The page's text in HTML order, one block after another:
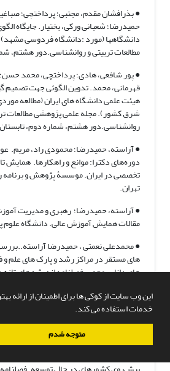
این وب سایت از کوکی ها برای اطمینان از ارائه
خدمات استفاده می کند.
متوجه شدم
● بذرافشان مقدم، مجتبی؛ پرداختچی؛
حمیدرضا؛ شعبانی ورکی، بختیار. جایگاه
دانشگاهها (مورد :دانشگاه فردوسی
مطالعات تربیتی و روانشناسی.دور هشتم، شماره 1ول، بهار
● پور شافعی، هادی؛ پرداختچی، محمد
قهرمانی، محمد. تدوین الگوئی جهت
هیئت علمی دانشگاه های ایران (مطالعه
شرق کشور). مجله علمی پژوهشی مطالعات
روانشناسی.دور هشتم، شماره دوم، تابستان 1386.
● آراسته، حمیدرضا؛ محمودی راد، مریم.
دوره‌های دکترا: موانع و راهکارها. همایش
تخصصی در ایران. موسسۀ پژوهش و برنامه
تهران.
● آراسته، حمیدرضا؛ رهبری و مدیریت
مقالات همایش آموزش عالی. دانشگاه علوم
● محمدعلی نعمتی ، حمیدرضا
های مستقر در مراکز رشد و پارک های علم و
های دانایی محور . فصلنامه اندیشه های
● آراسته، حمیدرضا؛ همکاری های بین
و چگونگی بهبود آن. فصلنامه پژوهش و
● آراسته، حمیدرضا؛ تکامل آموزش عالی: